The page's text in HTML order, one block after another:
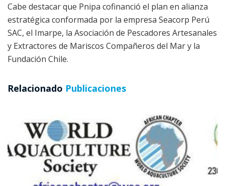
Cabe destacar que Pnipa cofinanció el plan en alianza
estratégica conformada por la empresa Seacorp Perú
SAC, el Imarpe, la Asociación de Pescadores Artesanales
y Extractores de Mariscos Compañeros del Mar y la
Fundación Chile.
Relacionado Publicaciones